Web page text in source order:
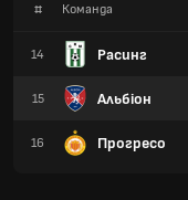
# Команда
14 Расинг
15 Альбіон
16 Прогресо